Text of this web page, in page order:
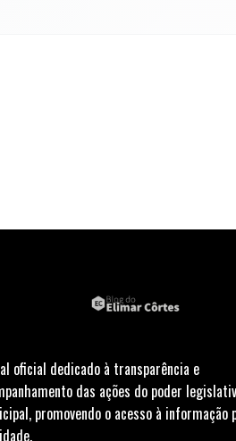
oficial dedicado à transparência e
das ações do poder
promovendo o acesso à informação